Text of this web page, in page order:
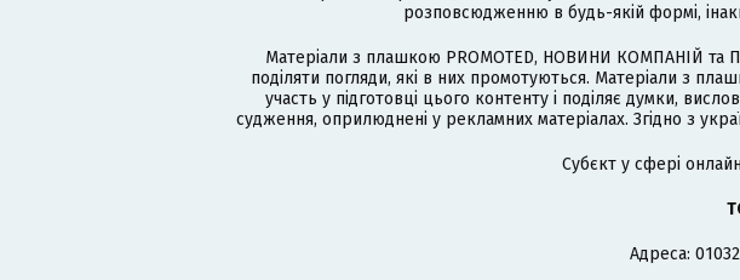
розповсюдженню в будь-якій формі,
Матеріали з плашкою PROMOTED, НОВИНИ КОМПАНІЙ та
поділяти погляди, які в них промотуються. Матеріали з
участь у підготовці цього контенту і поділяє думки,
судження, оприлюднені у рекламних матеріалах. Згідно з
Cубєкт у сфері
Адреса: